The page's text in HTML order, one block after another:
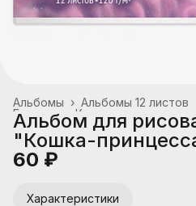
Альбомы 12 листов
Альбомы ›
Канцтовары,
Главная
Альбом для
"Кошка-
60 ₽
Характеристики